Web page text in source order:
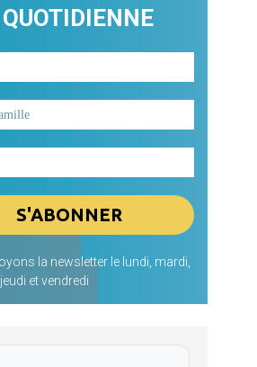
QUOTIDIENNE
la newsletter le lundi, mardi,
et vendredi